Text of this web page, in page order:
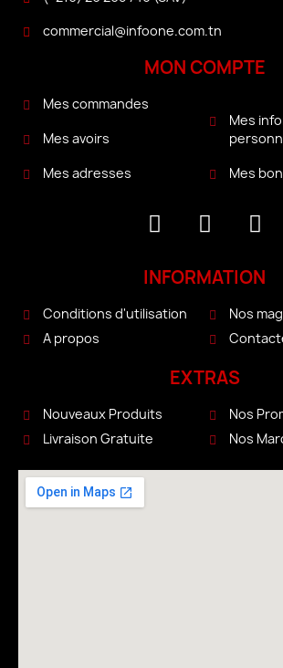
commercial@infoone.com.tn
MON COMPTE
Mes commandes
Mes avoirs
Mes adresses
Mes
Mes
INFORMATION
Conditions d'utilisation
A propos
Nos
EXTRAS
Nouveaux Produits
Livraison Gratuite
Nos
Nos